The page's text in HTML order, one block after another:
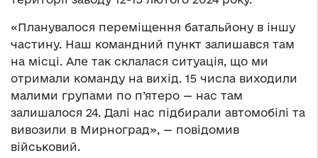
«Планувалося переміщення батальйону в іншу
частину. Наш командний пункт залишався там
на місці. Але так склалася ситуація, що ми
отримали команду на вихід. 15 числа виходили
малими групами по п’ятеро — нас там
залишалося 24. Далі нас підбирали автомобілі та
вивозили в Мирноград», — повідомив
військовий.